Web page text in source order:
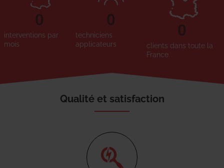
interventions par
mois
0
techniciens
applicateurs
0
clients dans toute la
France
0
Qualité et satisfaction